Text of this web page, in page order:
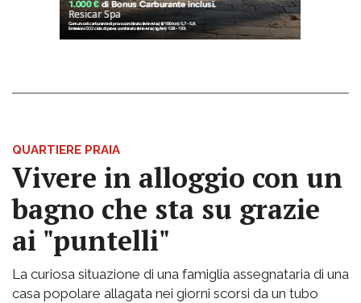
QUARTIERE PRAIA
Vivere in alloggio con un
bagno che sta su grazie
ai "puntelli"
La curiosa situazione di una famiglia assegnataria di una
casa popolare allagata nei giorni scorsi da un tubo